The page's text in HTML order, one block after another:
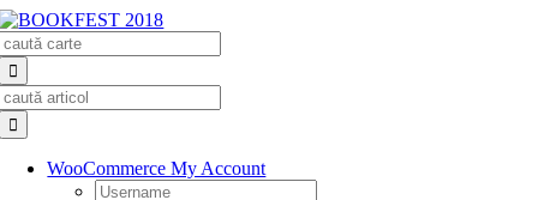
Skip
to
content
WooCommerce My Account
Username: